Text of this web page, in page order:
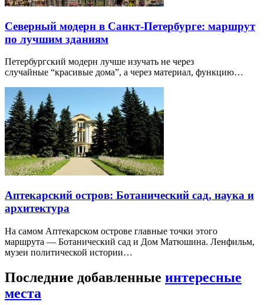
Северный модерн в Санкт-Петербурге: маршрут
по лучшим зданиям
Петербургский модерн лучше изучать не через
случайные “красивые дома”, а через материал, функцию…
Аптекарский остров: Ботанический сад, наука и
архитектура
На самом Аптекарском острове главные точки этого
маршрута — Ботанический сад и Дом Матюшина. Ленфильм,
музеи политической истории…
Последние добавленные интересные
места